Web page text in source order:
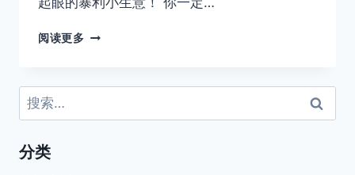
阅读更多
入
万
搜
索：
分类